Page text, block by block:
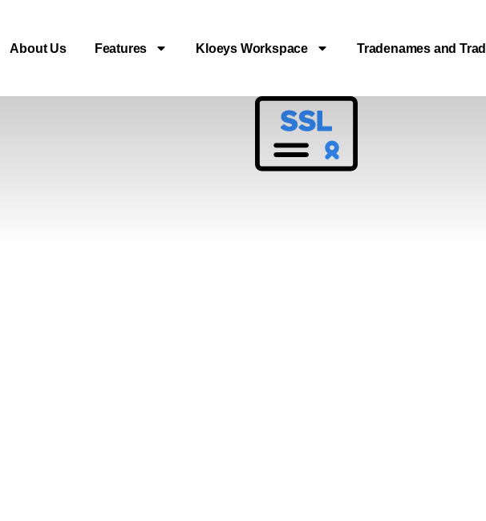
About Us Features Kloeys Workspace Tradenames and